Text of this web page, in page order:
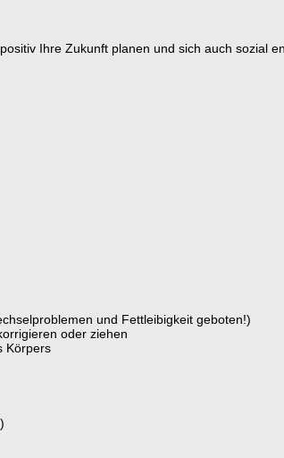
Ihre Zukunft planen und sich auch sozial
und Fettleibigkeit geboten!)
oder ziehen
Körpers